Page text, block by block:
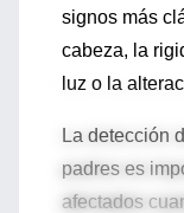
signos más
cabeza, la
luz o la
La detección
padres es
afectados